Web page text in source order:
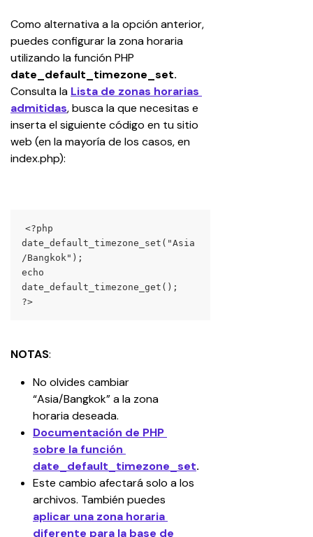
Como alternativa a la opción anterior,
puedes configurar la zona horaria
utilizando la función PHP
date_default_timezone_set.
Consulta la Lista de zonas horarias
admitidas, busca la que necesitas e
inserta el siguiente código en tu sitio
web (en la mayoría de los casos, en
index.php):
<?php
date_default_timezone_set("Asia
/Bangkok");
echo
date_default_timezone_get();
?>
NOTAS:
No olvides cambiar
“Asia/Bangkok” a la zona
horaria deseada.
Documentación de PHP
sobre la función
date_default_timezone_set.
Este cambio afectará solo a los
archivos. También puedes
aplicar una zona horaria
diferente para la base de